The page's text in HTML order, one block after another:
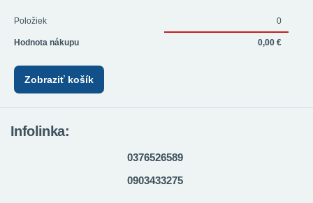
Položiek 0
Hodnota nákupu 0,00 €
Zobraziť košík
Infolinka:
0376526589
0903433275